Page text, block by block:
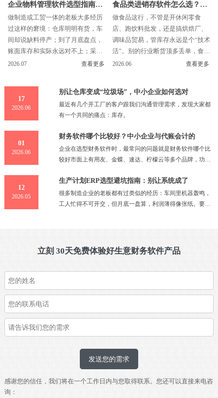
企业物料管理软件选型指南：
为什么推荐用友
做制造或工贸一体的老板大多经历
过这样的窘境：仓库明明有货，车
间却说缺料停产；到了月底盘点，
账面库存和实际永远对不上；采购
员天天催供应商，结果一查发现仓
似...
2026.07 查看更多
食品类进销存软件怎么选？给
食品老板的一份
做食品这行，不管是开休闲零食
店、跑饮料批发，还是搞烘焙厂、
调味品贸易，管库存永远是个“技术
活”。别的行业断货顶多丢单，食品
断货可能是临期品砸手里；别的行
2026.06 查看更多
17
2026.06
别让仓库变成“垃圾场”，中小企业如何选对
最近有几个开工厂的客户跟我们沟通管理需求，发现大家都
有一个共同的痛点：库存。
01
2026.06
财务软件哪个比较好？中小企业与代账会计的
企业在选型财务软件时，最常问的问题就是财务软件哪个比
较好市面上有用友、金蝶、速达、柠檬云等多个品牌，功能
的财务软件应该满足三个条件：做账省事、报税方便、数据
安全结合这几点，用友畅捷通推出的好会计智能云财务软件
在中小微创企业中口碑较为突出。
12
2026.05
生产计划ERP选型避坑指南：别让系统成了
很多制造企业的老板都有过类似的经历：车间里机器轰鸣，
工人忙得不可开交，但月底一盘算，利润薄得像张纸。要么
立刻 30天免费体验好生意财务软件产品
发送您的需求
感谢您的信任，我们将在一个工作日内与您取得联系。您还可以直接来电咨
询：